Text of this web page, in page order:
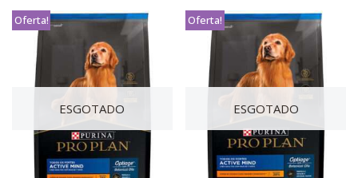
ESGOTADO
Oferta!
ESGOTADO
Oferta!